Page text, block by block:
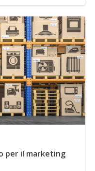
per il marketing